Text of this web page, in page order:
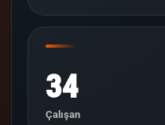
34
Çalışan